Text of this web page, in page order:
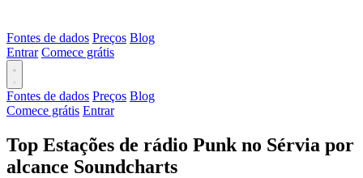
Fontes de dados Preços Blog
Entrar Comece grátis
Fontes de dados Preços Blog
Comece grátis Entrar
Top Estações de rádio Punk no Sérvia por
alcance Soundcharts